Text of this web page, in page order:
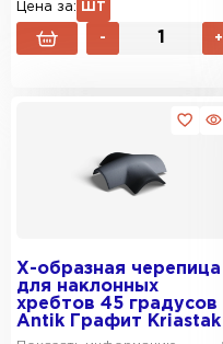
Цена за: ШТ
- +
Х-образная черепица
для наклонных
хребтов 45 градусов
Antik Графит Kriastak